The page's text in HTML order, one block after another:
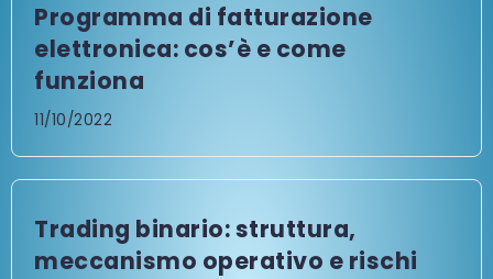
Programma di fatturazione
elettronica: cos’è e come
funziona
11/10/2022
Trading binario: struttura,
meccanismo operativo e rischi